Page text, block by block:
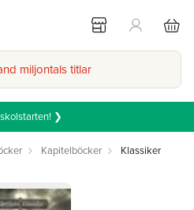
miljontals titlar
❯
Kapitelböcker Klassiker